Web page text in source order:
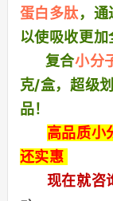
蛋白多肽，通
以使吸收更加
复合小分
克/盒，超级
品！
高品质小
还实惠
现在就咨